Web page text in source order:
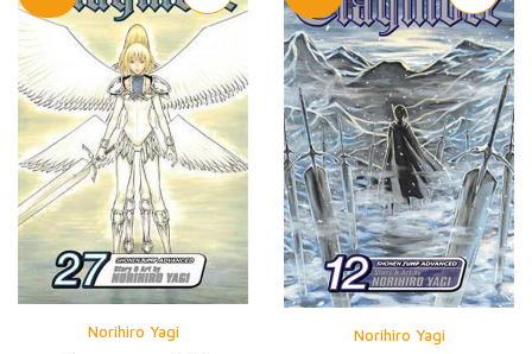
Norihiro Yagi Norihiro Yagi